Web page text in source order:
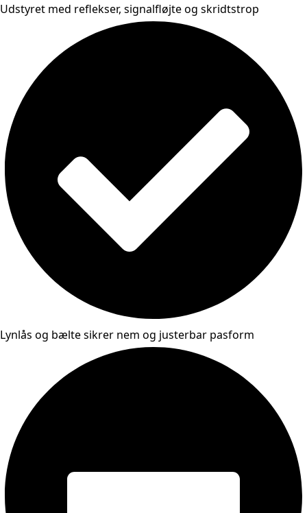
Udstyret med reflekser, signalfløjte og skridtstrop
Lynlås og bælte sikrer nem og justerbar pasform